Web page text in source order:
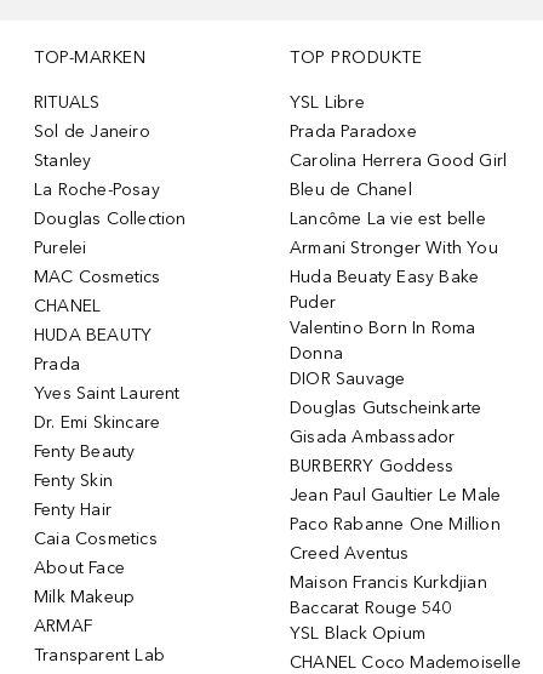
TOP-MARKEN
RITUALS
Sol de Janeiro
Stanley
La Roche-Posay
Douglas Collection
Purelei
MAC Cosmetics
CHANEL
HUDA BEAUTY
Prada
Yves Saint Laurent
Dr. Emi Skincare
Fenty Beauty
Fenty Skin
Fenty Hair
Caia Cosmetics
About Face
Milk Makeup
ARMAF
Transparent Lab
TOP PRODUKTE
YSL Libre
Prada Paradoxe
Carolina Herrera Good Girl
Bleu de Chanel
Lancôme La vie est belle
Armani Stronger With You
Huda Beuaty Easy Bake
Puder
Valentino Born In Roma
Donna
DIOR Sauvage
Douglas Gutscheinkarte
Gisada Ambassador
BURBERRY Goddess
Jean Paul Gaultier Le Male
Paco Rabanne One Million
Creed Aventus
Maison Francis Kurkdjian
Baccarat Rouge 540
YSL Black Opium
CHANEL Coco Mademoiselle